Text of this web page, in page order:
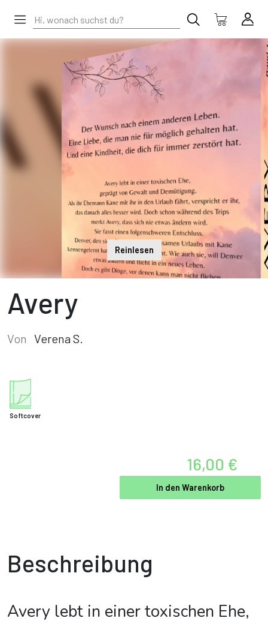
Reinlesen
Avery
Von Verena S.
Softcover
16,00 €
In den Warenkorb
Beschreibung
Avery lebt in einer toxischen Ehe,